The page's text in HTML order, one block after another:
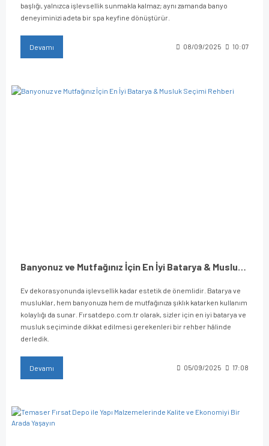
başlığı, yalnızca işlevsellik sunmakla kalmaz; aynı zamanda banyo
deneyiminizi adeta bir spa keyfine dönüştürür.
Devamı 08/09/2025 10:07
Banyonuz ve Mutfağınız İçin En İyi Batarya & Musluk Seçimi Rehberi
Ev dekorasyonunda işlevsellik kadar estetik de önemlidir. Batarya ve
musluklar, hem banyonuza hem de mutfağınıza şıklık katarken kullanım
kolaylığı da sunar. Fırsatdepo.com.tr olarak, sizler için en iyi batarya ve
musluk seçiminde dikkat edilmesi gerekenleri bir rehber hâlinde
derledik.
Devamı 05/09/2025 17:08